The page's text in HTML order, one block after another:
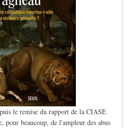
le remise du rapport de la CIASE
pour beaucoup, de l'ampleur des abus